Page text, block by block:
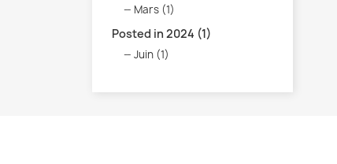
Mars (1)
Posted in 2024 (1)
Juin (1)